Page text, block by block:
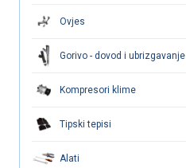
Ovjes
Gorivo - dovod i ubrizgavanje
Kompresori klime
Tipski tepisi
Alati